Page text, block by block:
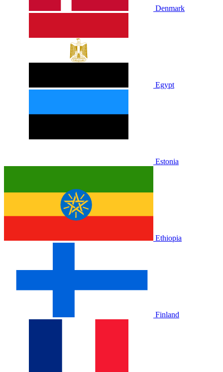
Denmark
Egypt
Estonia
Ethiopia
Finland